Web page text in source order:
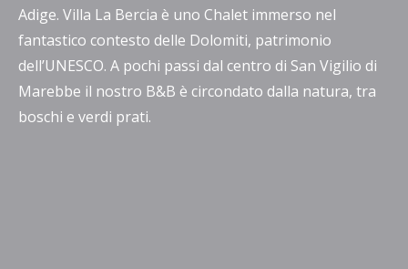
Adige. Villa La Bercia è uno Chalet immerso nel
fantastico contesto delle Dolomiti, patrimonio
dell’UNESCO. A pochi passi dal centro di San Vigilio di
Marebbe il nostro B&B è circondato dalla natura, tra
boschi e verdi prati.